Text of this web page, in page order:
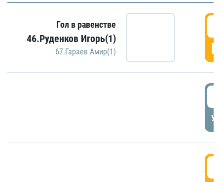
Гол в равенстве
46.Руденков Игорь(1)
67.Гараев Амир(1)